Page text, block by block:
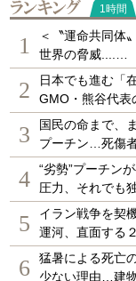
1時間
1
＜〝運命共同体
世界の脅威....…
2
日本でも進む「
GMO・熊谷代表
3
国民の命まで、
プーチン…死傷
4
“劣勢”プーチン
圧力、それでも
5
イラン戦争を契
運河、直面する
6
猛暑による死亡
少ない理由…建